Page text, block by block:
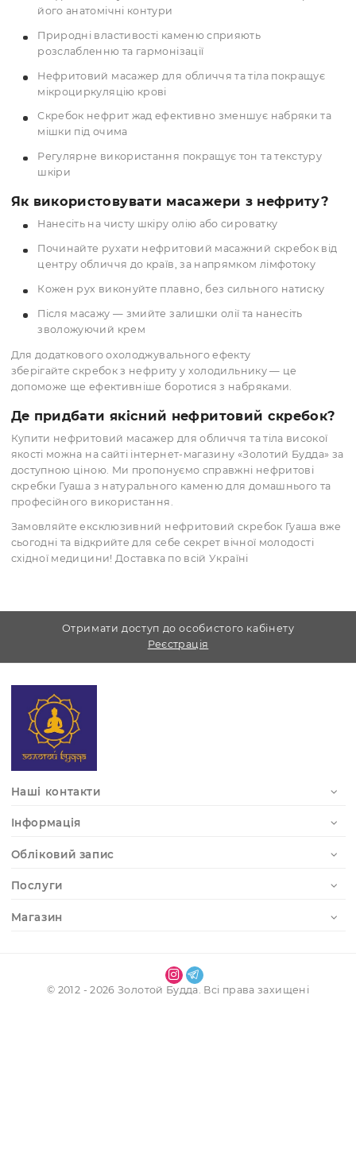
спокою та довголіття. Цей елегантний інструмент
собі мудрість давньої китайської медицини з
силою дорогоцінного каменю.
Особливості скребка з нефриту
Натуральний нефрит — камінь із охолоджуючим
який добре зберігає температуру та делікатно
повторюють контури обличчя — щелепа, скули, лоб,
підборіддя. Нефрит вважається каменем гармонії, що
приносить баланс та спокій.
Переваги нефритового скребка Гуаша:
Масаж Гуаша нефрит забезпечує приємне
охолодження та тонізацію шкіри
його анатомічні контури
розслабленню та гармонізації
Нефритовий масажер для обличчя та тіла
мікроциркуляцію крові
Скребок нефрит жад ефективно зменшує набряки
мішки під очима
Регулярне використання покращує тон та
шкіри
Як використовувати масажери з
Нанесіть на чисту шкіру олію або сироватку
Кожен рух виконуйте плавно, без сильного
Для додаткового охолоджувального ефекту
зберігайте скребок з нефриту у холодильнику — це
допоможе ще ефективніше боротися з набряками.
Де придбати якісний нефритовий
Купити нефритовий масажер для обличчя та тіла
доступною ціною. Ми пропонуємо справжні нефритові
скребки Гуаша з натурального каменю для домашнього
Замовляйте ексклюзивний нефритовий скребок Гуаша
сьогодні та відкрийте для себе секрет вічної молодості